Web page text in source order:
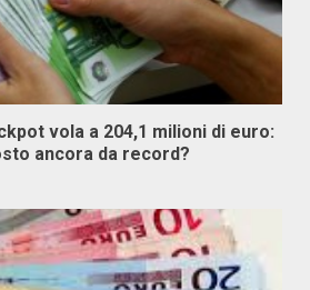
vola a 204,1 milioni di euro:
ancora da record?